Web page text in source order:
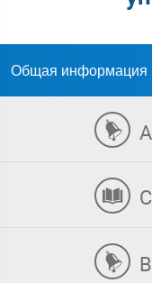
Общая информация